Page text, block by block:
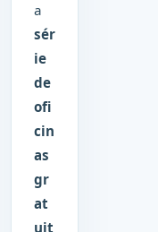
a
sér
ie
de
ofi
cin
as
gr
at
uit